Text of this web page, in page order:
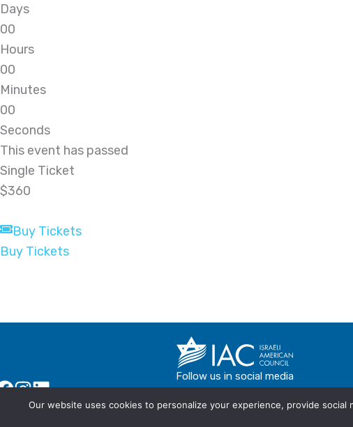
Days
00
Hours
00
Minutes
00
Seconds
This event has passed
Single Ticket
$360
Buy Tickets
Buy Tickets
Follow us in social media
Our website uses cookies to personalize your experience, provide